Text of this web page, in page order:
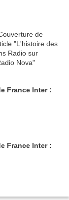
France Inter :
France Inter :